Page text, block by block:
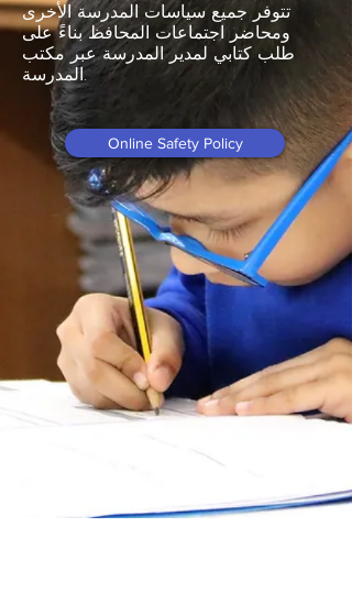
تتوفر جميع سياسات المدرسة الأخرى
ومحاضر اجتماعات المحافظ بناءً على
طلب كتابي لمدير المدرسة عبر مكتب
المدرسة.
Online Safety Policy